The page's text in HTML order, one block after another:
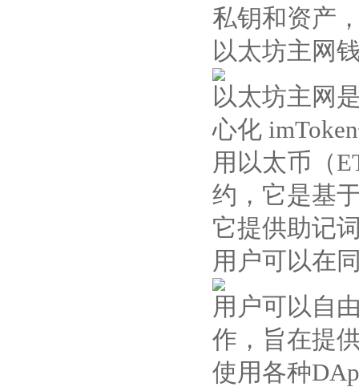
私钥和资产
以太坊主网
以太坊主网
心化
用以太币（
约，它是基
它提供助记
用户可以在
用户可以自
作，旨在提
使用各种